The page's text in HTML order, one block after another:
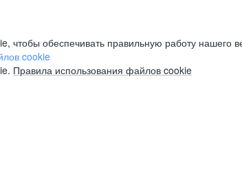
обеспечивать правильную работу нашего
cookie
Правила использования файлов cookie